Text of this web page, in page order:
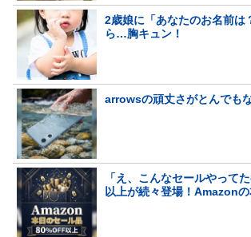
2歳娘に「あなたのお名前は
ら…胸キュン！
arrowsの頑丈さがとんでも
「え、こんなセールやって
以上が続々登場！Amazon